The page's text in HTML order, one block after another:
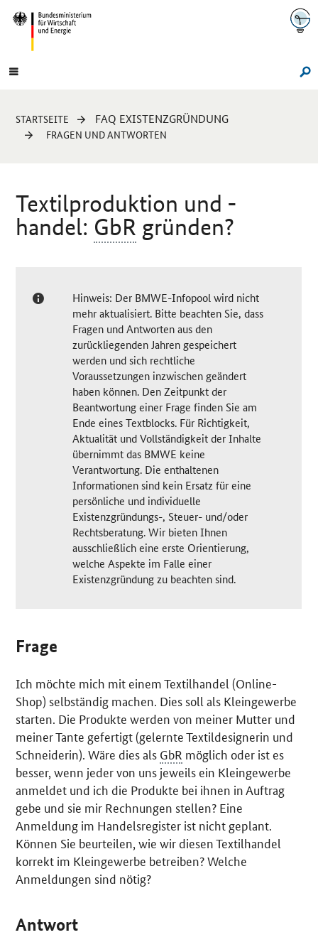
Navigation
Hauptmenü
Sie
sind
STARTSEITE FAQ EXISTENZGRÜNDUNG
FRAGEN UND ANTWORTEN
Textilproduktion und -
handel: GbR gründen?
Hinweis: Der BMWE-Infopool wird nicht
mehr aktualisiert. Bitte beachten Sie, dass
Fragen und Antworten aus den
zurückliegenden Jahren gespeichert
werden und sich rechtliche
Voraussetzungen inzwischen geändert
haben können. Den Zeitpunkt der
Beantwortung einer Frage finden Sie am
Ende eines Textblocks. Für Richtigkeit,
Aktualität und Vollständigkeit der Inhalte
übernimmt das BMWE keine
Verantwortung. Die enthaltenen
Informationen sind kein Ersatz für eine
persönliche und individuelle
Existenzgründungs-, Steuer- und/oder
Rechtsberatung. Wir bieten Ihnen
ausschließlich eine erste Orientierung,
welche Aspekte im Falle einer
Existenzgründung zu beachten sind.
Frage
Ich möchte mich mit einem Textilhandel (Online-
Shop) selbständig machen. Dies soll als Kleingewerbe
starten. Die Produkte werden von meiner Mutter und
meiner Tante gefertigt (gelernte Textildesignerin und
Schneiderin). Wäre dies als GbR möglich oder ist es
besser, wenn jeder von uns jeweils ein Kleingewerbe
anmeldet und ich die Produkte bei ihnen in Auftrag
gebe und sie mir Rechnungen stellen? Eine
Anmeldung im Handelsregister ist nicht geplant.
Können Sie beurteilen, wie wir diesen Textilhandel
korrekt im Kleingewerbe betreiben? Welche
Anmeldungen sind nötig?
Antwort